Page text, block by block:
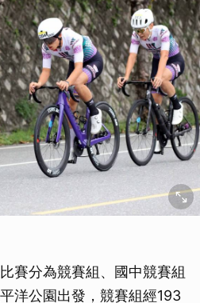
賽分為競賽組、國中競賽組
洋公園出發，競賽組經193